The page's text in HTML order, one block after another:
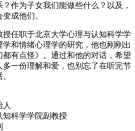
作为子女我们能做些什么？以及，
成他们。
任职于北京大学心理与认知科学学
和情绪心理学的研究，他也刚刚出
有点怪》。通过和他的对话，希望
一份理解和爱，也别忘了在听完节
科学学院副教授